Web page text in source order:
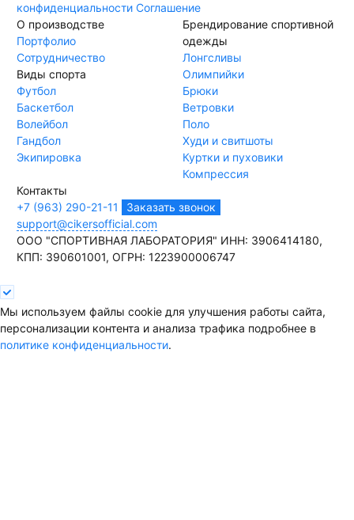
конфиденциальности Соглашение
О производстве
Портфолио
Сотрудничество
Виды спорта
Футбол
Баскетбол
Волейбол
Гандбол
Экипировка
Брендирование спортивной
одежды
Лонгсливы
Олимпийки
Брюки
Ветровки
Поло
Худи и свитшоты
Куртки и пуховики
Компрессия
Контакты
+7 (963) 290-21-11
Заказать звонок
support@cikersofficial.com
ООО "СПОРТИВНАЯ ЛАБОРАТОРИЯ" ИНН: 3906414180,
КПП: 390601001, ОГРН: 1223900006747
Мы используем файлы cookie для улучшения работы сайта,
персонализации контента и анализа трафика подробнее в
политике конфиденциальности.